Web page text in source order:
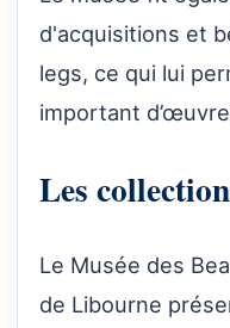
d'acquisitions et
legs, ce qui lui
important
Les
Le Musée des
de Libourne